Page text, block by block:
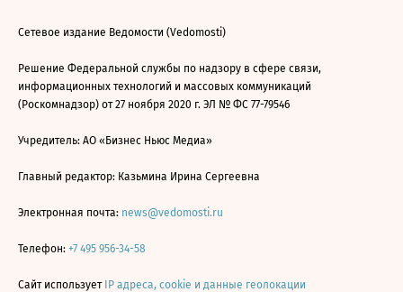
Сетевое издание Ведомости (Vedomosti)
Решение Федеральной службы по надзору в сфере связи,
информационных технологий и массовых коммуникаций
(Роскомнадзор) от 27 ноября 2020 г. ЭЛ № ФС 77-79546
Учредитель: АО «Бизнес Ньюс Медиа»
Главный редактор: Казьмина Ирина Сергеевна
Электронная почта: news@vedomosti.ru
Телефон: +7 495 956-34-58
Сайт использует IP адреса, cookie и данные геолокации